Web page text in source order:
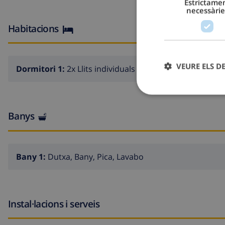
Habitacions
Dormitori 1: 2x Llits individuals
Banys
Bany 1: Dutxa, Bany, Pica, Lavabo
Instal·lacions i serveis
VEURE ELS